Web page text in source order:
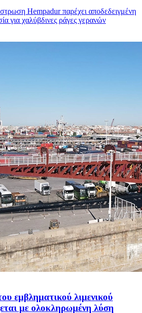
Hempadur παρέχει αποδεδειγμένη
για χαλύβδινες ράγες γερανών
εμβληματικού λιμενικού
με ολοκληρωμένη λύση